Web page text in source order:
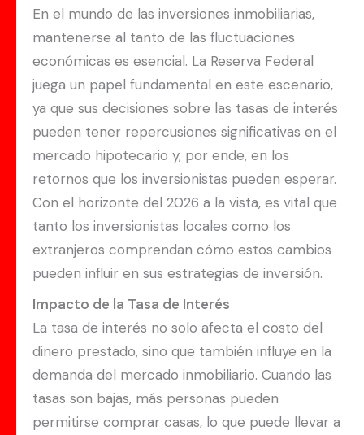
En el mundo de las inversiones inmobiliarias,
mantenerse al tanto de las fluctuaciones
económicas es esencial. La Reserva Federal
juega un papel fundamental en este escenario,
ya que sus decisiones sobre las tasas de interés
pueden tener repercusiones significativas en el
mercado hipotecario y, por ende, en los
retornos que los inversionistas pueden esperar.
Con el horizonte del 2026 a la vista, es vital que
tanto los inversionistas locales como los
extranjeros comprendan cómo estos cambios
pueden influir en sus estrategias de inversión.
Impacto de la Tasa de Interés
La tasa de interés no solo afecta el costo del
dinero prestado, sino que también influye en la
demanda del mercado inmobiliario. Cuando las
tasas son bajas, más personas pueden
permitirse comprar casas, lo que puede llevar a